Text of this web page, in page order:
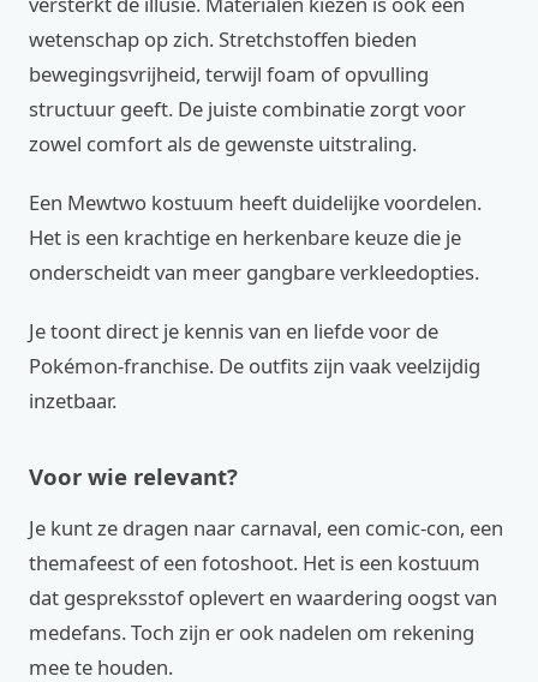
wetenschap op zich. Stretchstoffen bieden
bewegingsvrijheid, terwijl foam of opvulling
structuur geeft. De juiste combinatie zorgt voor
zowel comfort als de gewenste uitstraling.
Een Mewtwo kostuum heeft duidelijke voordelen.
Het is een krachtige en herkenbare keuze die je
onderscheidt van meer gangbare verkleedopties.
Je toont direct je kennis van en liefde voor de
Pokémon-franchise. De outfits zijn vaak veelzijdig
inzetbaar.
Voor wie relevant?
Je kunt ze dragen naar carnaval, een comic-con, een
themafeest of een fotoshoot. Het is een kostuum
dat gespreksstof oplevert en waardering oogst van
medefans. Toch zijn er ook nadelen om rekening
mee te houden.